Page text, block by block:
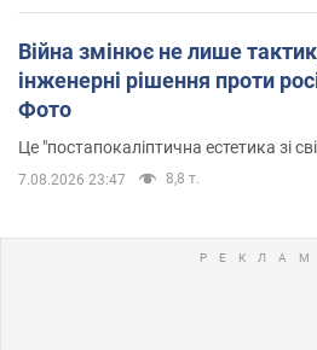
Війна змінює не лише
інженерні рішення проти
Фото
Це "постапокаліптична естетика зі
7.08.2026 23:47 8,8 т.